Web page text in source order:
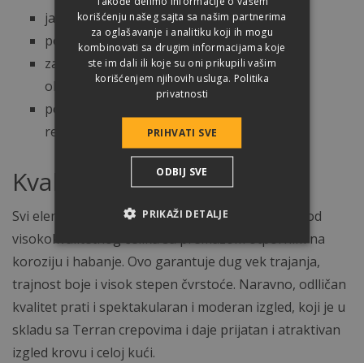
javni objekti
poslovne zgrade
za kompletno odvodnjavanje industrijskih
objekata
pored novogradnje preporučujemo i za
renoviranje
Kvalitet na prvom mestu
Svi elementi našeg sistema oluka napravljeni su od
visokokvalitetnog čelika sa premazom otpornim na
koroziju i habanje. Ovo garantuje dug vek trajanja,
trajnost boje i visok stepen čvrstoće. Naravno, odlličan
kvalitet prati i spektakularan i moderan izgled, koji je u
skladu sa Terran crepovima i daje prijatan i atraktivan
izgled krovu i celoj kući.
korišćenju našeg sajta sa našim partnerima
za oglašavanje i analitiku koji ih mogu
kombinovati sa drugim informacijama koje
ste im dali ili koje su oni prikupili vašim
korišćenjem njihovih usluga. Politika
privatnosti
PRIHVATI SVE
ODBIJ SVE
PRIKAŽI DETALJE